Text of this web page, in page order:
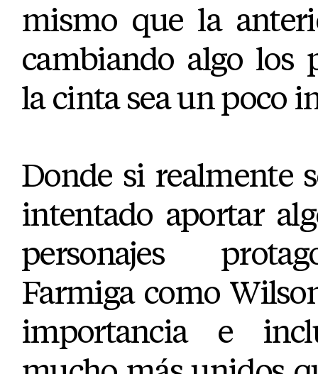
mismo que la
cambiando algo los
la cinta sea un poco
Donde si realmente
intentado aportar
personajes
Farmiga como
importancia e